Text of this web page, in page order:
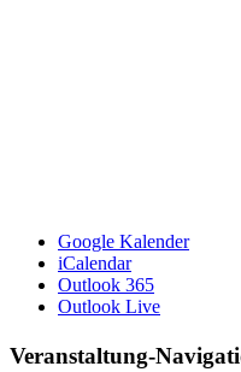
Google Kalender
iCalendar
Outlook 365
Outlook Live
Veranstaltung-